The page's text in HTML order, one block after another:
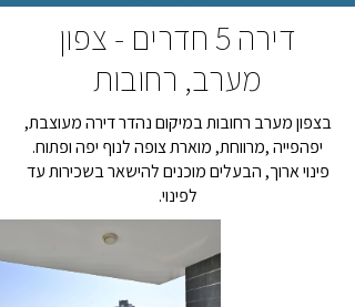
דירה 5 חדרים - צפון
מערב, רחובות
בצפון מערב רחובות במיקום נהדר דירה מעוצבת,
יפהפייה ,מרווחת, מוארת צופה לנוף יפה ופתוח.
פינוי ארוך, הבעלים מוכנים להישאר בשכירות עד
לפינוי.